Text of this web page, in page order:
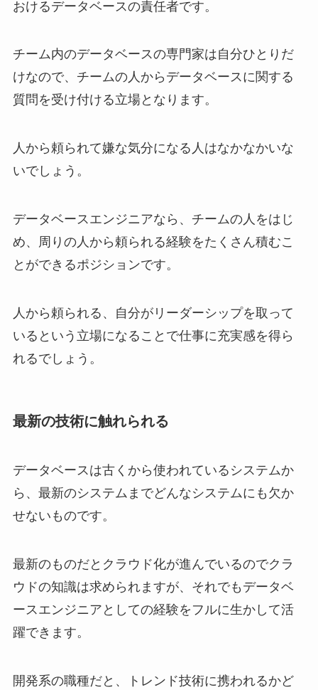
おけるデータベースの責任者です。
チーム内のデータベースの専門家は自分ひとりだ
けなので、チームの人からデータベースに関する
質問を受け付ける立場となります。
人から頼られて嫌な気分になる人はなかなかいな
いでしょう。
データベースエンジニアなら、チームの人をはじ
め、周りの人から頼られる経験をたくさん積むこ
とができるポジションです。
人から頼られる、自分がリーダーシップを取って
いるという立場になることで仕事に充実感を得ら
れるでしょう。
最新の技術に触れられる
データベースは古くから使われているシステムか
ら、最新のシステムまでどんなシステムにも欠か
せないものです。
最新のものだとクラウド化が進んでいるのでクラ
ウドの知識は求められますが、それでもデータベ
ースエンジニアとしての経験をフルに生かして活
躍できます。
開発系の職種だと、トレンド技術に携われるかど